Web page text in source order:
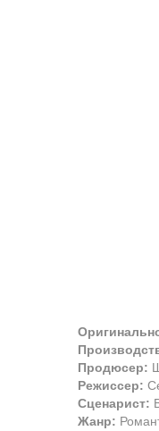
Продюсер:
Режиссер:
Сценарист:
Жанр: